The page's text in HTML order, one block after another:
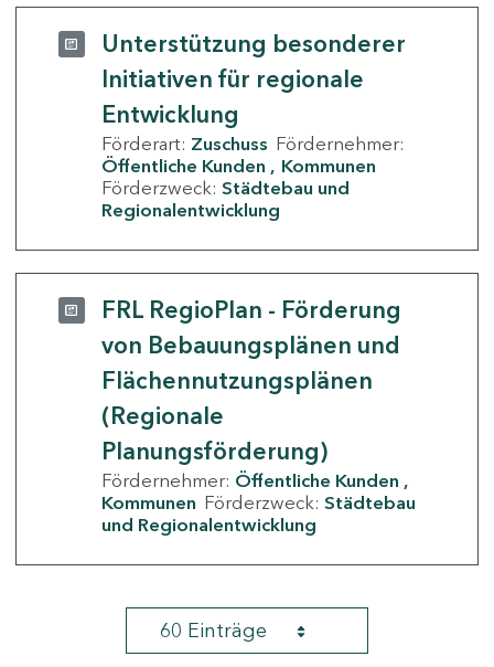
Unterstützung besonderer
Initiativen für regionale
Entwicklung
Förderart: Zuschuss Fördernehmer:
Öffentliche Kunden
Kommunen
Förderzweck: Städtebau und
Regionalentwicklung
FRL RegioPlan - Förderung
von Bebauungsplänen und
Flächennutzungsplänen
(Regionale
Planungsförderung)
Fördernehmer: Öffentliche Kunden
Kommunen Förderzweck: Städtebau
und Regionalentwicklung
60 Einträge